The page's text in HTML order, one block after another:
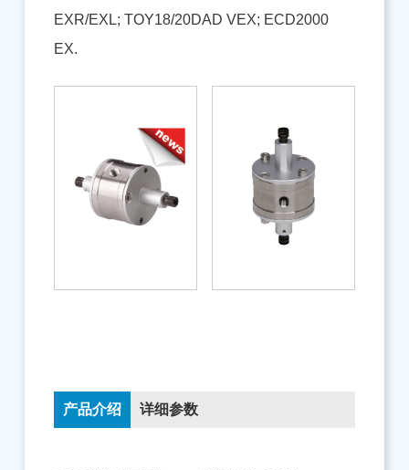
EXR/EXL; TOY18/20DAD VEX; ECD2000
EX.
产品介绍 详细参数